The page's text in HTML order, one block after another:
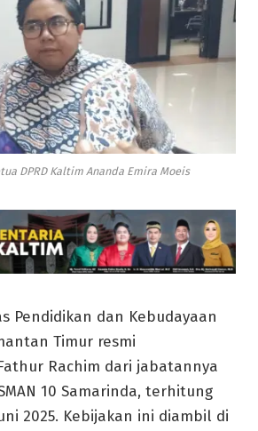
DPRD Kaltim Ananda Emira Moeis
Pendidikan dan Kebudayaan
Timur resmi
Rachim dari jabatannya
10 Samarinda, terhitung
2025. Kebijakan ini diambil di